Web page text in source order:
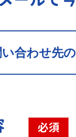
合わせ先
必須